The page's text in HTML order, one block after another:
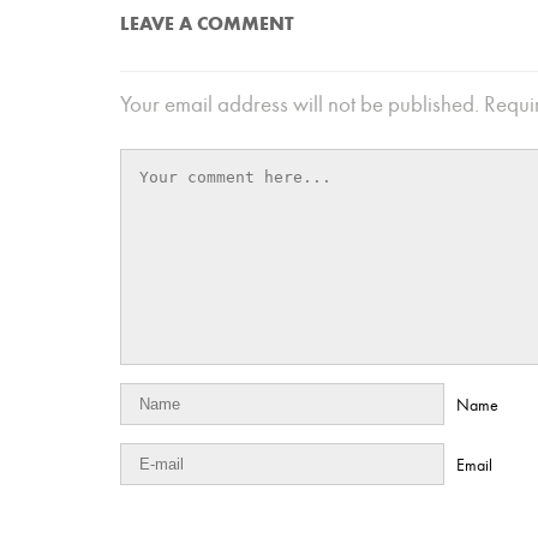
LEAVE A COMMENT
Your email address will not be published.
Name
Email